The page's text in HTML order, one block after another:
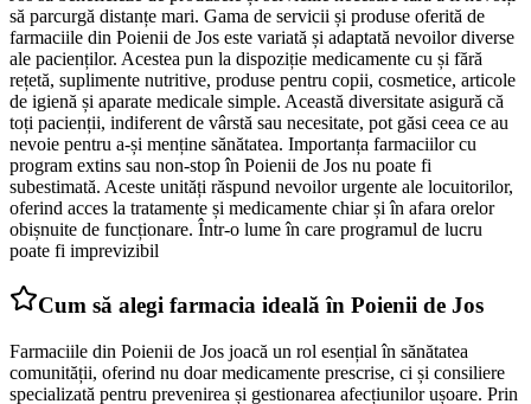
să parcurgă distanțe mari. Gama de servicii și produse oferită de
farmaciile din Poienii de Jos este variată și adaptată nevoilor diverse
ale pacienților. Acestea pun la dispoziție medicamente cu și fără
rețetă, suplimente nutritive, produse pentru copii, cosmetice, articole
de igienă și aparate medicale simple. Această diversitate asigură că
toți pacienții, indiferent de vârstă sau necesitate, pot găsi ceea ce au
nevoie pentru a-și menține sănătatea. Importanța farmaciilor cu
program extins sau non-stop în Poienii de Jos nu poate fi
subestimată. Aceste unități răspund nevoilor urgente ale locuitorilor,
oferind acces la tratamente și medicamente chiar și în afara orelor
obișnuite de funcționare. Într-o lume în care programul de lucru
poate fi imprevizibil
Cum să alegi farmacia ideală în Poienii de Jos
Farmaciile din Poienii de Jos joacă un rol esențial în sănătatea
comunității, oferind nu doar medicamente prescrise, ci și consiliere
specializată pentru prevenirea și gestionarea afecțiunilor ușoare. Prin